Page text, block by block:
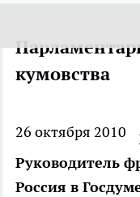
кумовства
26 октября 2010
Руководитель
Россия в